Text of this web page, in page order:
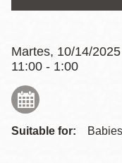
Martes, 10/14/2025
11:00 - 1:00
Suitable for: